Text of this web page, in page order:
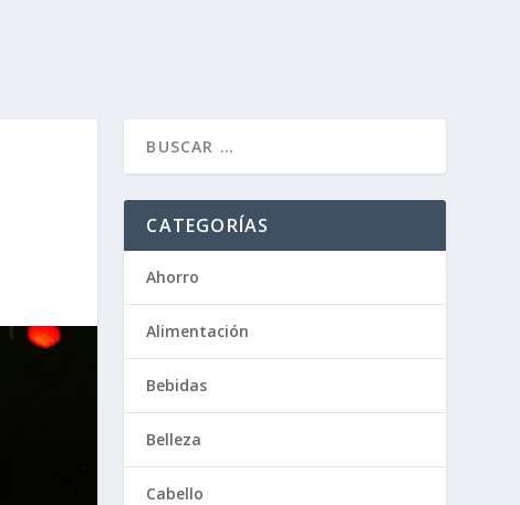
CATEGORÍAS
Ahorro
Alimentación
Bebidas
Belleza
Cabello